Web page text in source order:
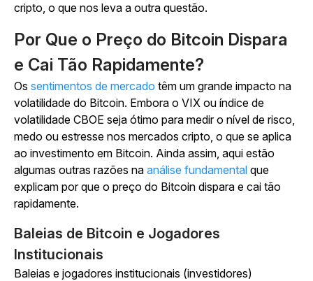
cripto, o que nos leva a outra questão.
Por Que o Preço do Bitcoin Dispara
e Cai Tão Rapidamente?
Os sentimentos de mercado têm um grande impacto na
volatilidade do Bitcoin. Embora o VIX ou índice de
volatilidade CBOE seja ótimo para medir o nível de risco,
medo ou estresse nos mercados cripto, o que se aplica
ao investimento em Bitcoin. Ainda assim, aqui estão
algumas outras razões na análise fundamental que
explicam por que o preço do Bitcoin dispara e cai tão
rapidamente.
Baleias de Bitcoin e Jogadores
Institucionais
Baleias e jogadores institucionais (investidores)